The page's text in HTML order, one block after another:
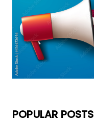
POPULAR POSTS